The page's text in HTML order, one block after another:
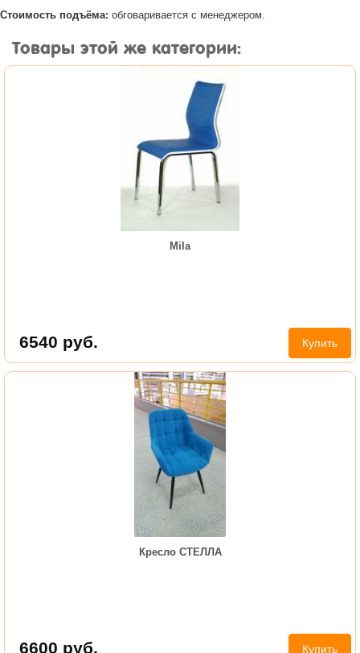
Стоимость подъёма: обговаривается с менеджером.
Товары этой же категории:
Mila
6540 руб. Купить
Кресло СТЕЛЛА
6600 руб. Купить